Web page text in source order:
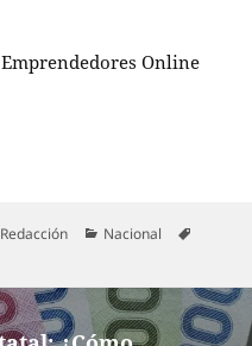
Categorías
Nacional